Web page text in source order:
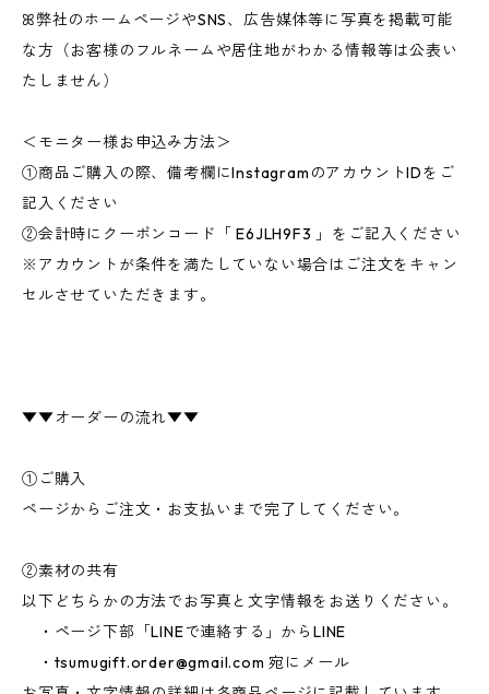
ꕤ弊社のホームページやSNS、広告媒体等に写真を掲載可能
な方（お客様のフルネームや居住地がわかる情報等は公表い
たしません）
＜モニター様お申込み方法＞
①商品ご購入の際、備考欄にInstagramのアカウントIDをご
記入ください
②会計時にクーポンコード「 E6JLH9F3 」をご記入ください
※アカウントが条件を満たしていない場合はご注文をキャン
セルさせていただきます。
▼▼オーダーの流れ▼▼
①ご購入
ページからご注文・お支払いまで完了してください。
②素材の共有
以下どちらかの方法でお写真と文字情報をお送りください。
・ページ下部「LINEで連絡する」からLINE
・ tsumugift.order@gmail.com 宛にメール